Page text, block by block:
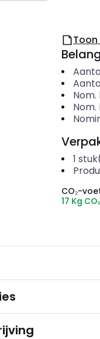
1
CO₂-
17 Kg